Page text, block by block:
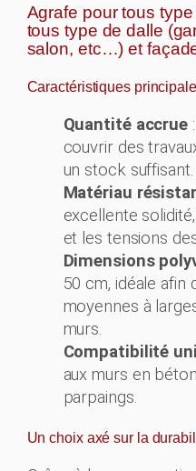
l
e
s
A
Agrafe pour tous
tous type de dalle
salon, etc…) et
Caractéristiques
Quantité accrue
couvrir des
un stock suffisant.
Matériau
excellente
et les tensions
Dimensions
50 cm, idéale afin
moyennes à
murs.
Compatibilité
aux murs en
parpaings.
Un choix axé sur la